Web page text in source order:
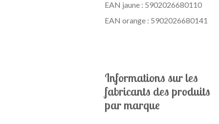
EAN orange : 5902026680141
fabricants des produits
par marque